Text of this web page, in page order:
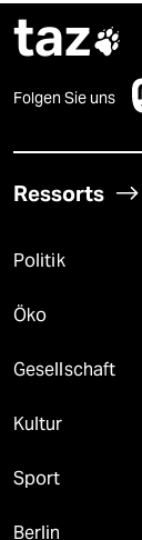
taz
Folgen Sie uns
Ressorts
Politik
Öko
Gesellschaft
Kultur
Sport
Berlin